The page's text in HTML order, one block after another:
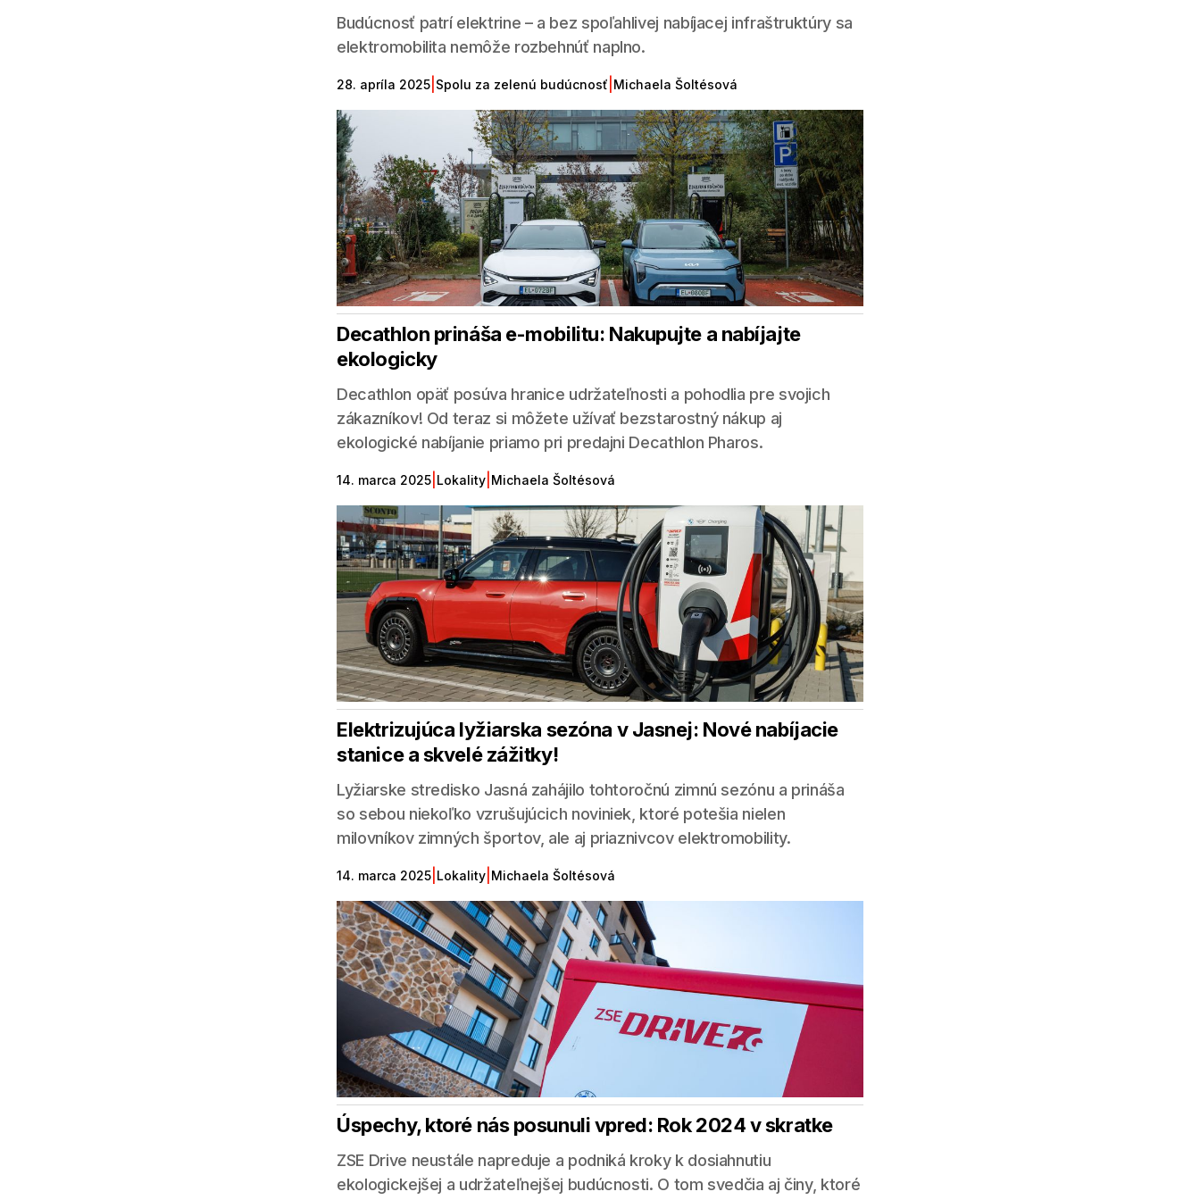
Budúcnosť patrí elektrine – a bez spoľahlivej nabíjacej infraštruktúry sa
elektromobilita nemôže rozbehnúť naplno.
28. apríla 2025 Spolu za zelenú budúcnosť Michaela Šoltésová
Decathlon prináša e-mobilitu: Nakupujte a nabíjajte
ekologicky
Decathlon opäť posúva hranice udržateľnosti a pohodlia pre svojich
zákazníkov! Od teraz si môžete užívať bezstarostný nákup aj
ekologické nabíjanie priamo pri predajni Decathlon Pharos.
14. marca 2025 Lokality| Michaela Šoltésová
Elektrizujúca lyžiarska sezóna v Jasnej: Nové nabíjacie
stanice a skvelé zážitky!
Lyžiarske stredisko Jasná zahájilo tohtoročnú zimnú sezónu a prináša
so sebou niekoľko vzrušujúcich noviniek, ktoré potešia nielen
milovníkov zimných športov, ale aj priaznivcov elektromobility.
14. marca 2025 Lokality| Michaela Šoltésová
Úspechy, ktoré nás posunuli vpred: Rok 2024 v skratke
ZSE Drive neustále napreduje a podniká kroky k dosiahnutiu
ekologickejšej a udržateľnejšej budúcnosti. O tom svedčia aj činy, ktoré